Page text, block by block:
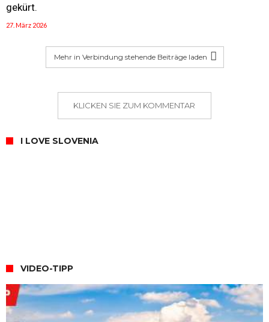
gekürt.
27. März 2026
Mehr in Verbindung stehende Beiträge laden
KLICKEN SIE ZUM KOMMENTAR
I LOVE SLOVENIA
VIDEO-TIPP